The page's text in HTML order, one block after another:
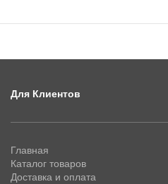
Для Клиентов
Главная
Каталог товаров
Доставка и оплата